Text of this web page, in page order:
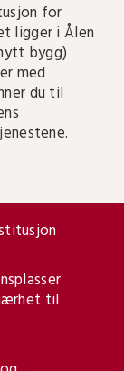
for
ligger i Ålen
bygg)
med
du til
til